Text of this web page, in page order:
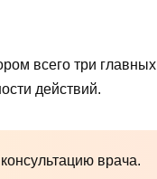
всего три главных
действий.
врача.